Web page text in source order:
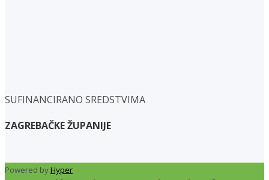
SUFINANCIRANO SREDSTVIMA
ZAGREBAČKE ŽUPANIJE
Powered byHyper